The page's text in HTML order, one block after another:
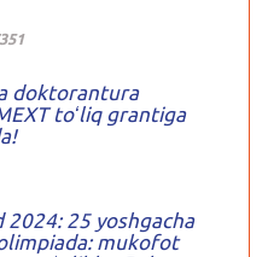
doktorantura
toʻliq grantiga
2024: 25 yoshgacha
mukofot